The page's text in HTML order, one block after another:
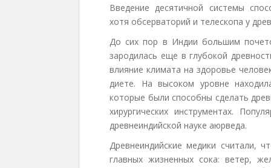
Введение десятичной системы
хотя обсерваторий и телескопа у
До сих пор в Индии большим
зародилась еще в глубокой
влияние климата на здоровье
диете. На высоком уровне
которые были способны сделать
хирургических инструментах.
древнеиндийской науке аюрведа.
Древнеиндийские медики считали,
главных жизненных сока: ветер,